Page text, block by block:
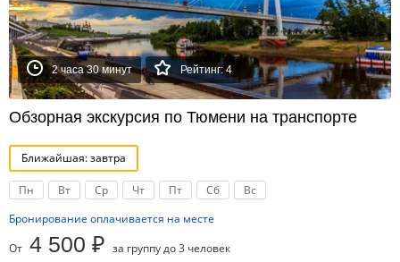
2 часа 30 минут Рейтинг: 4
Обзорная экскурсия по Тюмени на транспорте
Ближайшая: завтра
Пн Вт Ср Чт Пт Сб
Вс
Бронирование оплачивается на месте
От 4 500 ₽ за группу до 3 человек